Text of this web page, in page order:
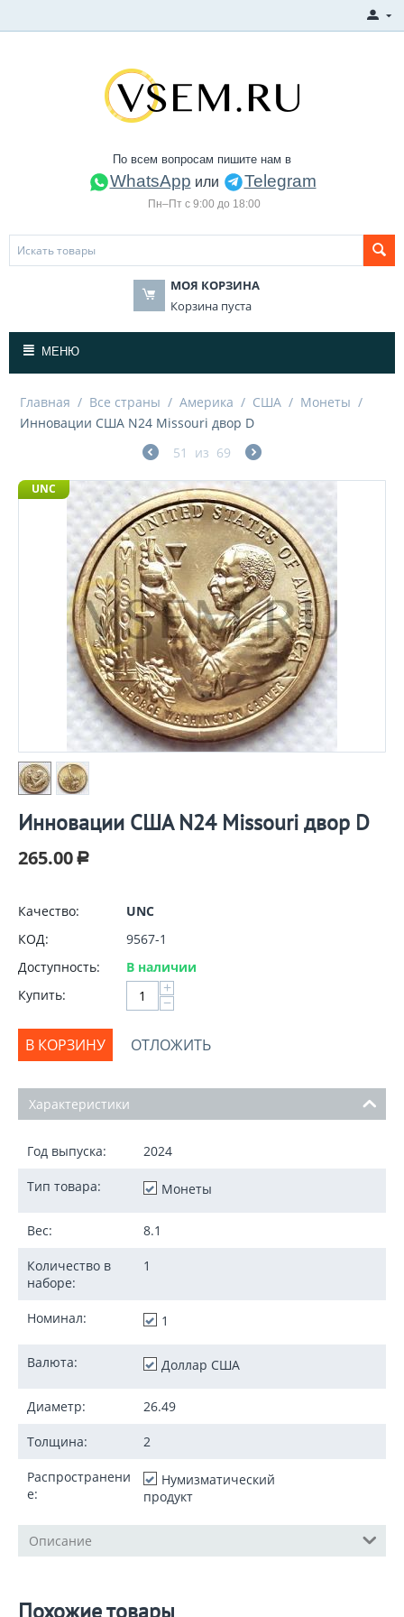
По всем вопросам пишите нам в
WhatsApp или Telegram
Пн–Пт с 9:00 до 18:00
МОЯ КОРЗИНА
Корзина пуста
МЕНЮ
Главная / Все страны / Америка / США / Монеты /
Инновации США N24 Missouri двор D
51
из 69
UNC
Инновации США N24 Missouri двор D
265.00 Р
Качество:
UNC
КОД:
9567-1
Доступность:
В наличии
Купить:
+
−
В КОРЗИНУ ОТЛОЖИТЬ
Характеристики
Год выпуска: 2024
Тип товара: Монеты
Вес: 8.1
Количество в
наборе:
1
Номинал: 1
Валюта: Доллар США
Диаметр: 26.49
Толщина: 2
Распространени
е:
Нумизматический
продукт
Описание
Похожие товары